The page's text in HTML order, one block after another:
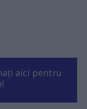
aici pentru